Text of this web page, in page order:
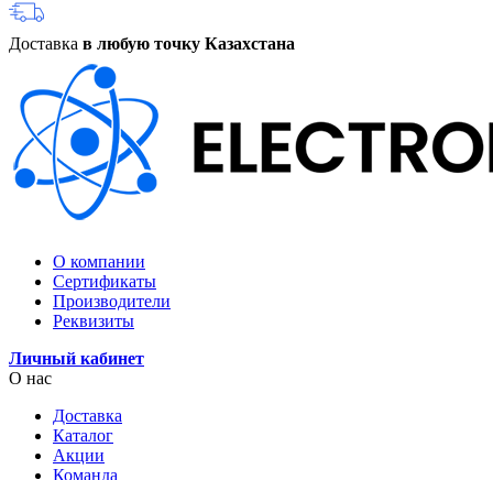
Доставка в любую точку Казахстана
О компании
Сертификаты
Производители
Реквизиты
Личный кабинет
О нас
Доставка
Каталог
Акции
Команда